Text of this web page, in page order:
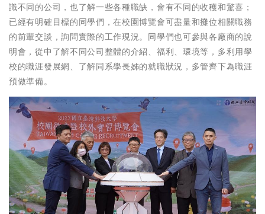
識不同的公司，也了解一些各種職缺，會有不同的收穫和驚喜；
已經有明確目標的同學們，在校園博覽會可盡量和攤位相關職務
的前輩交談，詢問實際的工作現況。同學們也可參與各廠商的說
明會，從中了解不同公司整體的介紹、福利、環境等，多利用學
校的職涯發展網、了解同系學長姊的就職狀況，多管齊下為職涯
預做準備。